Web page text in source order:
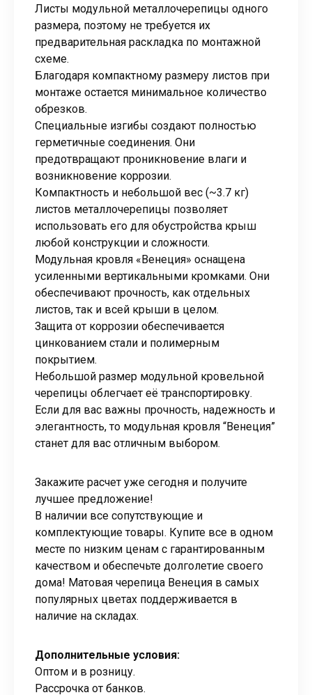
Листы модульной металлочерепицы одного
размера, поэтому не требуется их
предварительная раскладка по монтажной
схеме.
Благодаря компактному размеру листов при
монтаже остается минимальное количество
обрезков.
Специальные изгибы создают полностью
герметичные соединения. Они
предотвращают проникновение влаги и
возникновение коррозии.
Компактность и небольшой вес (~3.7 кг)
листов металлочерепицы позволяет
использовать его для обустройства крыш
любой конструкции и сложности.
Модульная кровля «Венеция» оснащена
усиленными вертикальными кромками. Они
обеспечивают прочность, как отдельных
листов, так и всей крыши в целом.
Защита от коррозии обеспечивается
цинкованием стали и полимерным
покрытием.
Небольшой размер модульной кровельной
черепицы облегчает её транспортировку.
Если для вас важны прочность, надежность и
элегантность, то модульная кровля “Венеция”
станет для вас отличным выбором.
Закажите расчет уже сегодня и получите
лучшее предложение!
В наличии все сопутствующие и
комплектующие товары. Купите все в одном
месте по низким ценам с гарантированным
качеством и обеспечьте долголетие своего
дома! Матовая черепица Венеция в самых
популярных цветах поддерживается в
наличие на складах.
Дополнительные условия:
Оптом и в розницу.
Рассрочка от банков.